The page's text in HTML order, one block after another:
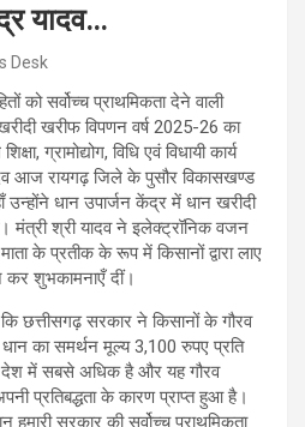
यादव…
Desk
को सर्वोच्च प्राथमिकता देने वाली
खरीफ विपणन वर्ष 2025-26 का
ग्रामोद्योग, विधि एवं विधायी कार्य
आज रायगढ़ जिले के पुसौर विकासखण्ड
उन्होंने धान उपार्जन केंद्र में धान खरीदी
मंत्री श्री यादव ने इलेक्ट्रॉनिक वजन
के प्रतीक के रूप में किसानों द्वारा लाए
कर शुभकामनाएँ दीं।
छत्तीसगढ़ सरकार ने किसानों के गौरव
का समर्थन मूल्य 3,100 रुपए प्रति
देश में सबसे अधिक है और यह गौरव
प्रतिबद्धता के कारण प्राप्त हुआ है।
हमारी सरकार की सर्वोच्च प्राथमिकता